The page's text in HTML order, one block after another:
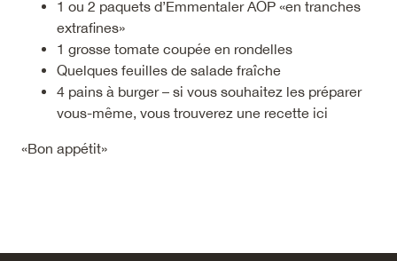
1 ou 2 paquets d’Emmentaler AOP «en tranches
extrafines»
1 grosse tomate coupée en rondelles
Quelques feuilles de salade fraîche
4 pains à burger – si vous souhaitez les préparer
vous-même, vous trouverez une recette ici
«Bon appétit»